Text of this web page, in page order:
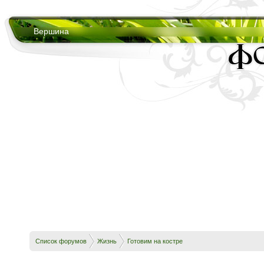
Вершина
Список форумов Жизнь Готовим на костре